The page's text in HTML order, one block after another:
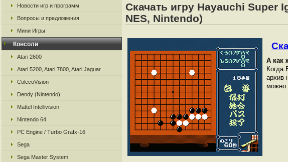
Новости игр и программ
Вопросы и предложения
Мини Игры
Консоли
Atari 2600
Atari 5200, Atari 7800, Atari Jaguar
ColecoVision
Dendy (Nintendo)
Mattel Intellivision
Nintendo 64
PC Engine / Turbo Grafx-16
Sega
Sega Master System
Скачать игру Hayauchi Super
NES, Nintendo)
А как
Когда
архив
можно